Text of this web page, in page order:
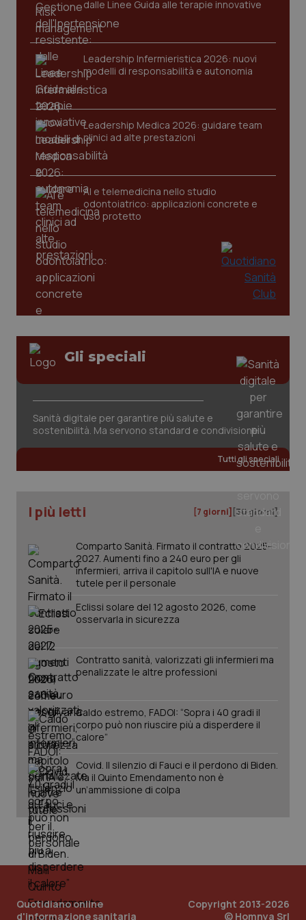
dalle Linee Guida alle terapie innovative
Leadership Infermieristica 2026: nuovi
modelli di responsabilità e autonomia
Leadership Medica 2026: guidare team
clinici ad alte prestazioni
AI e telemedicina nello studio
odontoiatrico: applicazioni concrete e
uso protetto
Gli speciali
Sanità digitale per garantire più salute e
sostenibilità. Ma servono standard e condivisione
Tutti gli speciali
I più letti [7 giorni] [30 giorni]
Comparto Sanità. Firmato il contratto 2025-
2027. Aumenti fino a 240 euro per gli
infermieri, arriva il capitolo sull'IA e nuove
tutele per il personale
Eclissi solare del 12 agosto 2026, come
osservarla in sicurezza
Contratto sanità, valorizzati gli infermieri ma
penalizzate le altre professioni
Caldo estremo, FADOI: “Sopra i 40 gradi il
corpo può non riuscire più a disperdere il
calore”
Covid. Il silenzio di Fauci e il perdono di Biden.
Ma il Quinto Emendamento non è
un’ammissione di colpa
Quotidiano online
d'informazione sanitaria
Copyright 2013-2026
© Homnya Srl
Nome
Fornitore /Dominio
VISITOR_PRIVACY_METADATA
CookieScriptConsent
CookieScript
www.quotidianosanita.it
tracking-sites-ironfish-
tracking-enable
www.quotidianosanita.it
session-id
_ga